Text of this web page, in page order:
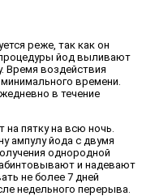
реже, так как он
йод выливают
Время воздействия
времени.
в течение
пятку на всю ночь.
ампулу йода с двумя
однородной
и надевают
не более 7 дней
недельного перерыва.